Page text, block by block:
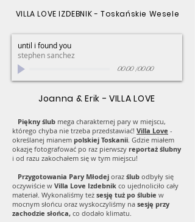
VILLA LOVE IZDEBNIK - Toskańskie Wesele
until i found you
stephen sanchez
00:00/00:00
Joanna & Erik - VILLA LOVE
Piękny ślub mega charakternej pary w miejscu,
którego chyba nie trzeba przedstawiać! Villa Love -
określanej mianem polskiej Toskanii. Gdzie miałem
okazję fotografować po raz pierwszy reportaż ślubny
i od razu zakochałem się w tym miejscu!
Przygotowania Pary Młodej oraz ślub odbyły się
oczywiście w Villa Love Izdebnik co ujednoliciło cały
materiał. Wykonaliśmy też sesję tuż po ślubie w
mocnym słońcu oraz wyskoczyliśmy na sesję przy
zachodzie słońca, co dodało klimatu.